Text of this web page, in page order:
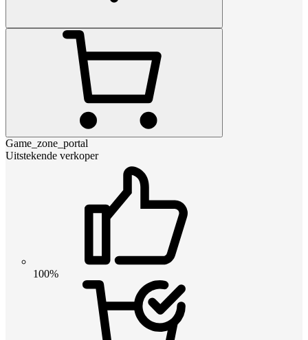
Game_zone_portal
Uitstekende verkoper
100%